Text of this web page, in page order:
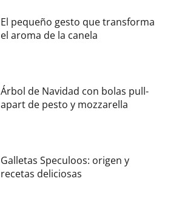
El pequeño gesto que transforma
el aroma de la canela
Árbol de Navidad con bolas pull-
apart de pesto y mozzarella
Galletas Speculoos: origen y
recetas deliciosas